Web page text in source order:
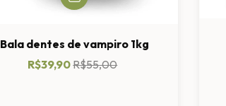
Bala dentes de vampiro 1kg
R$39,90R$55,00